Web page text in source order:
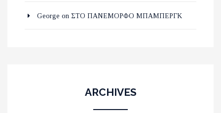
George on ΣΤΟ ΠΑΝΕΜΟΡΦΟ ΜΠΑΜΠΕΡΓΚ
ARCHIVES